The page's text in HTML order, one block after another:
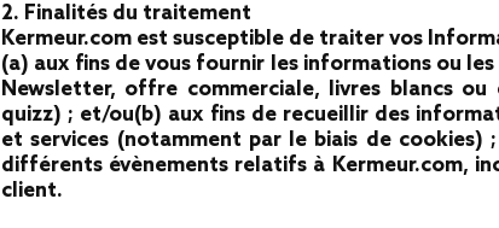
2. Finalités du traitement
Kermeur.com est susceptible de traiter vos
(a) aux fins de vous fournir les informations ou
Newsletter, offre commerciale, livres blancs
quizz) ; et/ou(b) aux fins de recueillir des
et services (notamment par le biais de
différents évènements relatifs à Kermeur.com,
client.